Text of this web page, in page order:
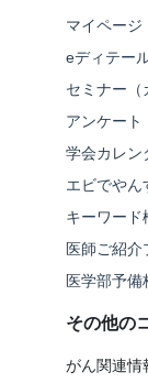
マイページ
eディテー
セミナー（
アンケート
学会カレン
エビでやん
キーワード
医師ご紹介
医学部予備
その他の
がん関連情